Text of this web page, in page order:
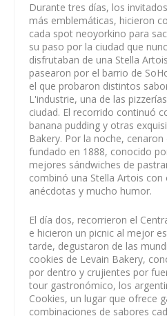
Durante tres días, los
más emblemáticas, hicieron
cada spot neoyorkino para
su paso por la ciudad que
disfrutaban de una Stella
pasearon por el barrio de
el que probaron distintos
L'industrie, una de las
ciudad. El recorrido continuó
banana pudding y otras
Bakery. Por la noche,
fundado en 1888, conocido
mejores sándwiches de
combinó una Stella Artois con
anécdotas y mucho humor.
El día dos, recorrieron el
e hicieron un picnic al mejor
tarde, degustaron de las
cookies de Levain Bakery,
por dentro y crujientes por
tour gastronómico, los
Cookies, un lugar que ofrece
combinaciones de sabores